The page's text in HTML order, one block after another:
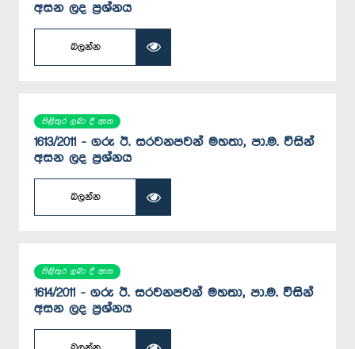
අසන ලද ප්‍රශ්නය
බලන්න
පිළිතුර ලබා දී ඇත
1613/2011 - ගරු ඊ. සරවනපවන් මහතා, පා.ම. විසින්
අසන ලද ප්‍රශ්නය
බලන්න
පිළිතුර ලබා දී ඇත
1614/2011 - ගරු ඊ. සරවනපවන් මහතා, පා.ම. විසින්
අසන ලද ප්‍රශ්නය